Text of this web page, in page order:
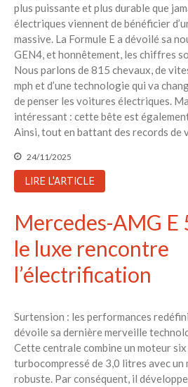
plus puissante et plus durable que
électriques viennent de bénéficier
massive. La Formule E a dévoilé sa
GEN4, et honnêtement, les chiffres
Nous parlons de 815 chevaux, de
mph et d’une technologie qui va
de penser les voitures électriques.
intéressant : cette bête est
Ainsi, tout en battant des records de
24/11/2025
LIRE L'ARTICLE
Mercedes-AMG E
le luxe rencontre
l’électrification
Surtension : les performances
dévoile sa dernière merveille
Cette centrale combine un moteur
turbocompressé de 3,0 litres avec
robuste. Par conséquent, il